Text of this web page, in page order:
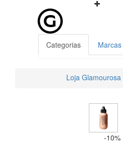
Categorias Marcas
Loja Glamourosa
-10%